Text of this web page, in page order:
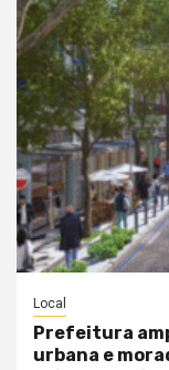
Local
Prefeitura
urbana e